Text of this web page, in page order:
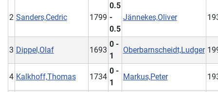
2 Sanders,Cedric 1799
0.5
-
0.5
Jännekes,Oliver
3 Dippel,Olaf 1693
0 -
1
Oberbarnscheidt,Ludger
4 Kalkhoff,Thomas 1734
0 -
1
Markus,Peter